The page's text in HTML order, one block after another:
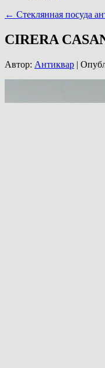
← Стеклянная посуда
CIRERA
Автор: Антиквар |